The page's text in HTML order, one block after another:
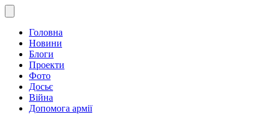
Головна
Новини
Блоги
Проекти
Фото
Досьє
Війна
Допомога армії